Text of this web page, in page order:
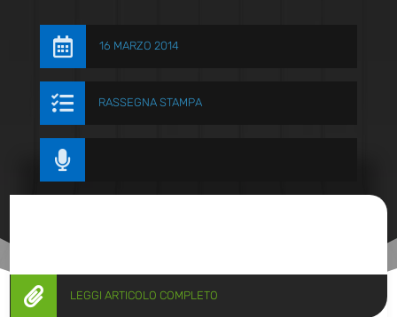
 16 MARZO 2014
 RASSEGNA STAMPA

 LEGGI ARTICOLO COMPLETO